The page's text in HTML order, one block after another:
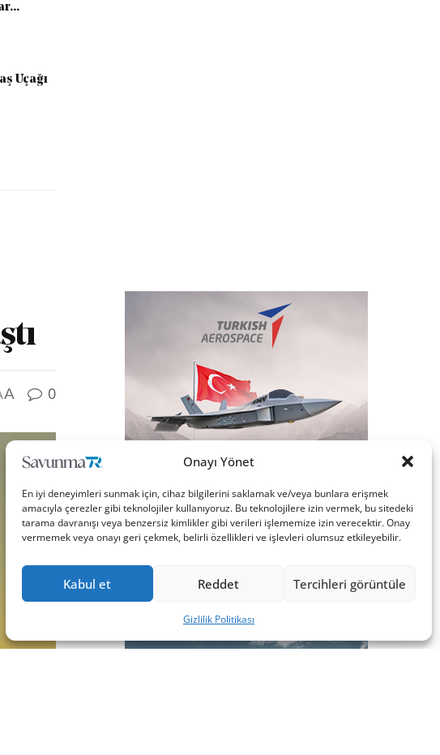
Onayı Yönet
En iyi deneyimleri sunmak için, cihaz bilgilerini saklamak ve/veya bunlara erişmek
amacıyla çerezler gibi teknolojiler kullanıyoruz. Bu teknolojilere izin vermek, bu sitedeki
tarama davranışı veya benzersiz kimlikler gibi verileri işlememize izin verecektir. Onay
vermemek veya onayı geri çekmek, belirli özellikleri ve işlevleri olumsuz etkileyebilir.
Kabul et Reddet Tercihleri görüntüle
Gizlilik Politikası
Uçağı
A 0